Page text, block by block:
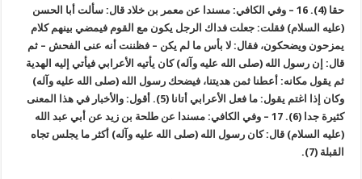
حقا (4). 16 – وفي الكافي: مسندا عن معمر بن خلاد قال: سألت أبا الحسن
(عليه السلام) فقلت: جعلت فداك الرجل يكون مع القوم فيمضي بينهم كلام
يمزحون ويضحكون، فقال: لا بأس ما لم يكن – فظننت أنه عنى الفحش – ثم
قال: إن رسول الله (صلى الله عليه وآله) كان يأتيه الأعرابي فيأتي إليه الهدية
ثم يقول مكانه: أعطنا ثمن هديتنا، فيضحك رسول الله (صلى الله عليه وآله)
وكان إذا اغتم يقول: ما فعل الأعرابي أتانا (5). أقول: والأخبار في هذا المعنى
كثيرة جدا (6). 17 – وفي الكافي: مسندا عن طلحة بن زيد عن أبي عبد الله
(عليه السلام) قال: كان رسول الله (صلى الله عليه وآله) أكثر ما يجلس تجاه
القبلة (7).